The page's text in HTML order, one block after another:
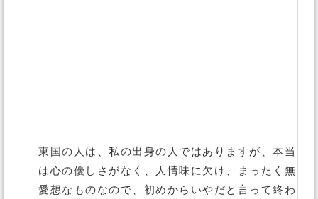
東国の人は、私の出身の人ではありますが、本当
は心の優しさがなく、人情味に欠け、まったく無
愛想なものなので、初めからいやだと言って終わ